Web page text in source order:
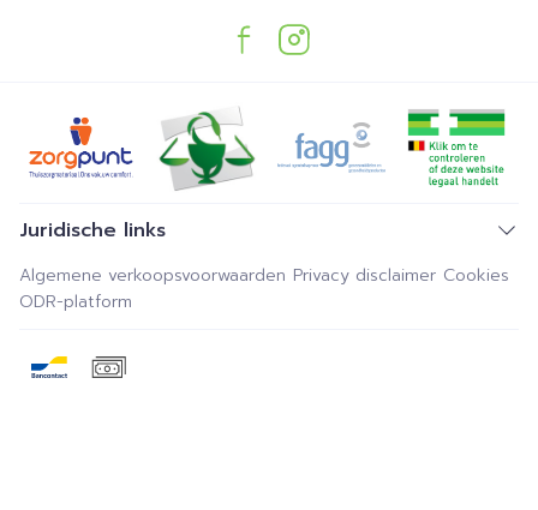
Juridische links
Algemene verkoopsvoorwaarden Privacy disclaimer Cookies
ODR-platform